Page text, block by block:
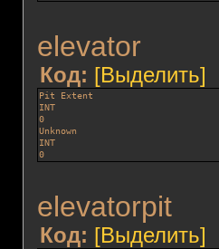
elevator
Код: [Выделить]
Pit Extent
INT
0
Unknown
INT
0
elevatorpit
Код: [Выделить]